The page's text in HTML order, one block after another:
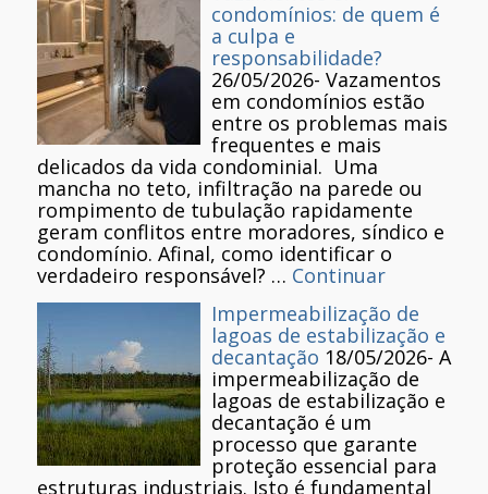
condomínios: de quem é
a culpa e
responsabilidade?
26/05/2026- Vazamentos
em condomínios estão
entre os problemas mais
frequentes e mais
delicados da vida condominial. Uma
mancha no teto, infiltração na parede ou
rompimento de tubulação rapidamente
geram conflitos entre moradores, síndico e
condomínio. Afinal, como identificar o
verdadeiro responsável? … Continuar
Impermeabilização de
lagoas de estabilização e
decantação 18/05/2026- A
impermeabilização de
lagoas de estabilização e
decantação é um
processo que garante
proteção essencial para
estruturas industriais. Isto é fundamental